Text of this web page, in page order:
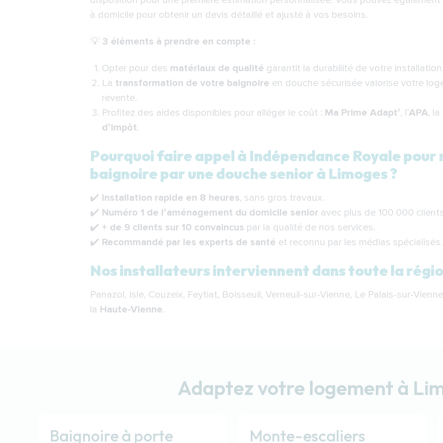
à domicile pour obtenir un devis détaillé et ajusté à vos besoins.
💡 3 éléments à prendre en compte :
Opter pour des matériaux de qualité garantit la durabilité de votre
La transformation de votre baignoire en douche sécurisée valorise votre
revente.
Profitez des aides disponibles pour alléger le coût : Ma Prime Adapt’, l’APA, la
d’impôt.
Pourquoi faire appel à Indépendance Royale
baignoire par une douche senior à Limoges ?
✔️ Installation rapide en 8 heures, sans gros travaux.
✔️ Numéro 1 de l’aménagement du domicile senior avec plus de 100 000
✔️ + de 9 clients sur 10 convaincus par la qualité de nos services.
✔️ Recommandé par les experts de santé et reconnu par les médias spécialisés.
Nos installateurs interviennent dans toute la
Panazol, Isle, Couzeix, Feytiat, Boisseuil, Verneuil-sur-Vienne, Le Palais-sur-
la Haute-Vienne.
Adaptez votre logement à
Baignoire à porte Monte-escaliers